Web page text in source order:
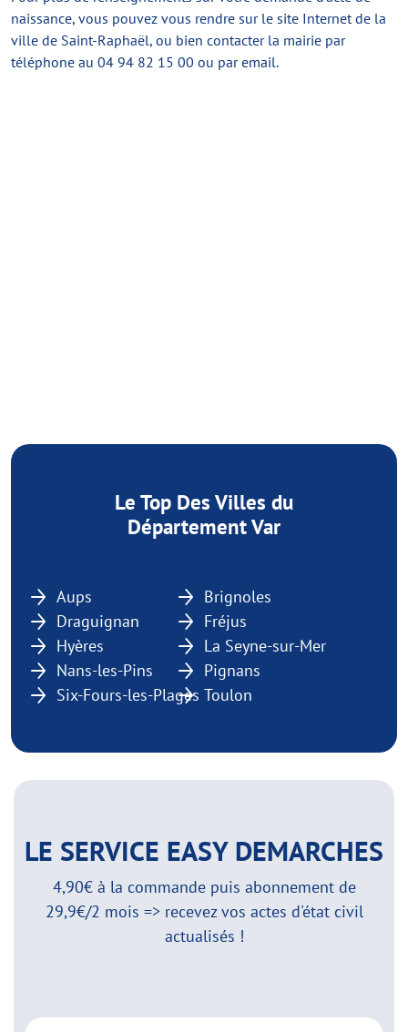
naissance, vous pouvez vous rendre sur le site Internet de la
ville de Saint-Raphaël, ou bien contacter la mairie par
téléphone au 04 94 82 15 00 ou par email.
Le Top Des Villes du
Département Var
Aups
Brignoles
Draguignan
Fréjus
Hyères
La Seyne-sur-Mer
Nans-les-Pins
Pignans
Six-Fours-les-Plages Toulon
LE SERVICE EASY DEMARCHES
4,90€ à la commande puis abonnement de
29,9€/2 mois => recevez vos actes d'état civil
actualisés !